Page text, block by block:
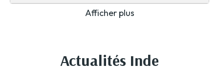
Afficher plus
Actualités Inde